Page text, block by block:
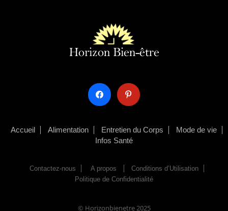
facebook pinterest
Accueil Alimentation Entretien du Corps
Mode de vie
Infos Santé
Contactez-nous A propos
Conditions d’Utilisation
Politique de Confidentialité
© Horizonbienetre 2025